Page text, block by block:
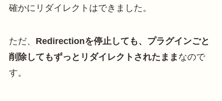
確かにリダイレクトはできました。
ただ、 Redirectionを停止しても、プラグインごと
削除してもずっとリダイレクトされたまま なので
す。